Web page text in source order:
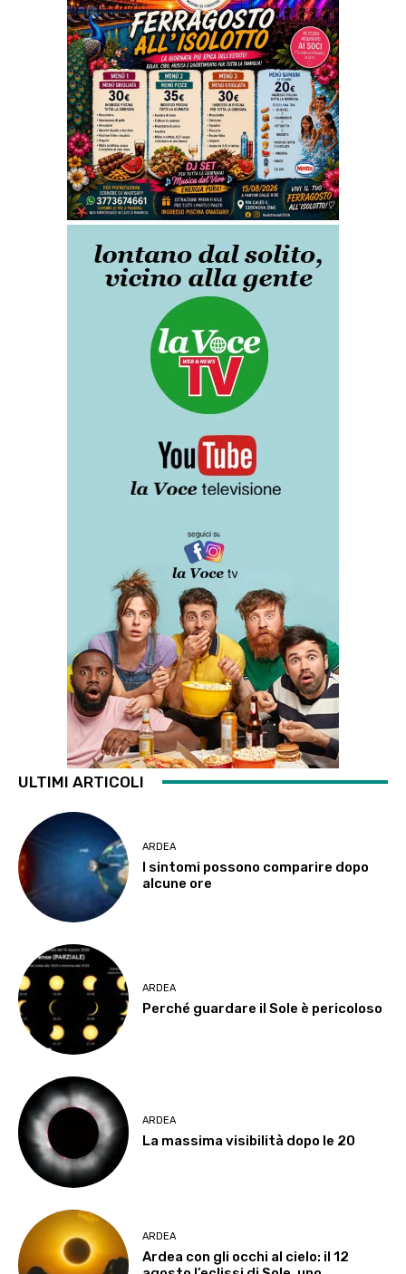
ULTIMI ARTICOLI
ARDEA
I sintomi possono comparire dopo
alcune ore
ARDEA
Perché guardare il Sole è pericoloso
ARDEA
La massima visibilità dopo le 20
ARDEA
Ardea con gli occhi al cielo: il 12